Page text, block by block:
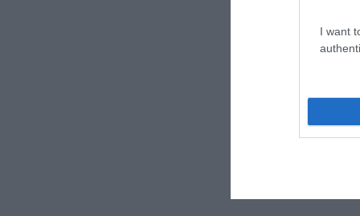
I want